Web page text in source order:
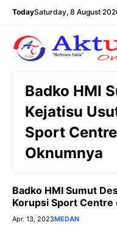
Langsung
TodaySaturday, 8 August
Badko HMI
Kejatisu
Sport
Oknumnya
Badko HMI Sumut
Korupsi Sport Centre
Apr. 13, 2023MEDAN